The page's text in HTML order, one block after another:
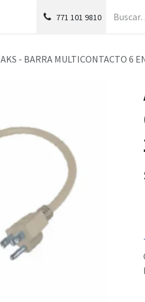
771 101 9810
AKS - BARRA MULTICONTACTO 6